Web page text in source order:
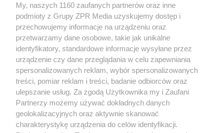
Jak co roku Galę poprzedzi debata ekspercka POLAND GO!, która
w tym roku odbędzie się pod hasłem „Innowacyjna, nowoczesna
Polska”. Zaproszeni eksperci: m.in. Katarzyna Smyk, dyrektorka
Przedstawicielstwa KE w Polsce, Mariusz Jaszczyk, wiceprezes
PFR ds. finansów i rozwoju, Kamil Sobolewski, główny
ekonomista Pracodawców RP, dyskutować będą o znaczeniu
innowacji dla rozwoju gospodarki i o tym, czy nowatorskie
rozwiązania są kluczem do utrzymania tempa wzrostu, kto powinien
je wspierać – państwo, przedsiębiorstwa czy Unia Europejska –
oraz w jakich sektorach Polska ma największy potencjał i jakie
czynniki sprzyjają lub utrudniają rozwój nowych technologii.
Partnerami debaty są: Huawei, ORLEN SA i Totalizator Sportowy,
właściciel marki LOTTO.
My, naszych 1160 zaufanych partnerów oraz inne
podmioty z Grupy ZPR Media uzyskujemy dostęp i
przechowujemy informacje na urządzeniu oraz
przetwarzamy dane osobowe, takie jak unikalne
identyfikatory, standardowe informacje wysyłane przez
urządzenie czy dane przeglądania w celu zapewniania
spersonalizowanych reklam, wybór spersonalizowanych
treści, pomiar reklam i treści, badanie odbiorców oraz
ulepszanie usług. Za zgodą Użytkownika my i Zaufani
Partnerzy możemy używać dokładnych danych
geolokalizacyjnych oraz aktywnie skanować
charakterystykę urządzenia do celów identyfikacji.